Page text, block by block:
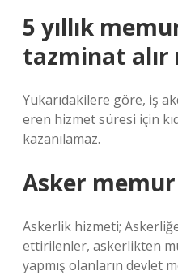
5 yıllık
tazminat alır
Yukarıdakilere göre, iş
eren hizmet süresi için
kazanılamaz.
Asker
Askerlik hizmeti;
ettirilenler, askerlikten
yapmış olanların devlet